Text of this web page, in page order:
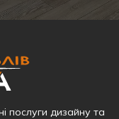
послуги дизайну та